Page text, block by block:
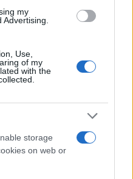
my
Use,
of my
with the
storage
on web or